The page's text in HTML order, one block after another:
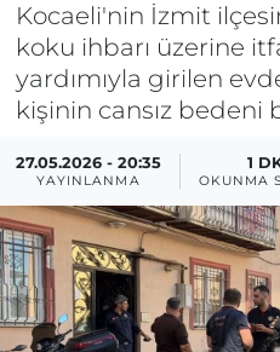
Kocaeli'nin İzmit
koku ihbarı üzerine
yardımıyla girilen
kişinin cansız bedeni
27.05.2026 - 20:35
YAYINLANMA
1
OKUNMA
Haber Arşivi